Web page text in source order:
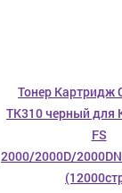
Тонер Картридж
TK310 черный для
FS
2000/2000D/